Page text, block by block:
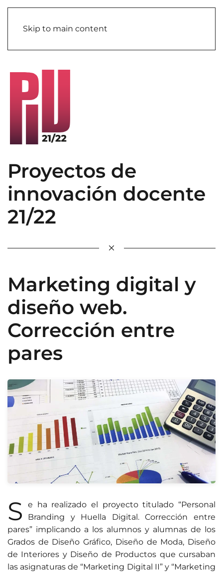
Skip to main content
Proyectos de
innovación docente
21/22
Marketing digital y
diseño web.
Corrección entre
pares
S
e ha realizado el proyecto titulado “Personal
Branding y Huella Digital. Corrección entre
pares” implicando a los alumnos y alumnas de los
Grados de Diseño Gráfico, Diseño de Moda, Diseño
de Interiores y Diseño de Productos que cursaban
las asignaturas de “Marketing Digital II” y “Marketing